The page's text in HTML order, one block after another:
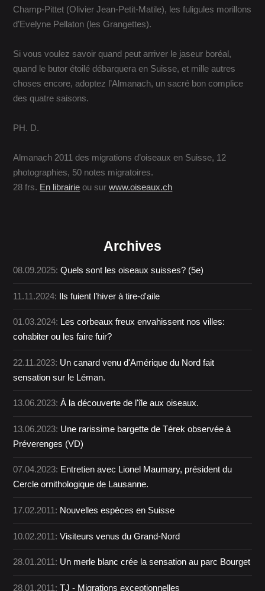
Champ-Pittet (Olivier Jean-Petit-Matile), les fuligules morillons
d’Evelyne Pellaton (les Grangettes).
Si vous voulez savoir quand peut arriver le jaseur boréal,
quand le butor étoilé débarquera en Suisse, et mille autres
choses encore, adoptez l’Almanach, un sacré bon complice
des quatre saisons.
PH. D.
Almanach 2011 des migrations d’oiseaux en Suisse, 12
photographies, 50 notes migratoires.
28 frs. En librairie ou surwww.oiseaux.ch
Archives
08.09.2025:Quels sont les oiseaux suisses? (5e)
11.11.2024: Ils fuient l’hiver à tire-d'aile
01.03.2024: Les corbeaux freux envahissent nos villes:
cohabiter ou les faire fuir?
22.11.2023: Un canard venu d'Amérique du Nord fait
sensation sur le Léman.
13.06.2023:À la découverte de l'île aux oiseaux.
13.06.2023: Une rarissime bargette de Térek observée à
Préverenges (VD)
07.04.2023: Entretien avec Lionel Maumary, président du
Cercle ornithologique de Lausanne.
17.02.2011: Nouvelles espèces en Suisse
10.02.2011:Visiteurs venus du Grand-Nord
28.01.2011: Un merle blanc crée la sensation au parc Bourget
28.01.2011:TJ - Migrations exceptionnelles